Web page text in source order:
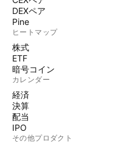
DEXペア
Pine
ヒートマップ
株式
ETF
暗号コイン
カレンダー
経済
決算
配当
IPO
その他プロダクト